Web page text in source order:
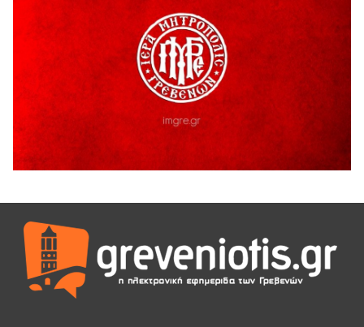
Ο ΑΝΔΡΕΑΣ ΑΣΛΑΝΙΔΗΣ ΣΥΝΕΧΙΖΕΙ ΣΤΟΝ ΠΡΩΤΕΑ
ΓΡΕΒΕΝΩΝ
5 Αυγούστου 2026
Ευχαριστήριο Εκπολιτιστικού Συλλόγου Ταξιάρχη προς κ.
Παρασχάκη Αθανάσιο
5 Αυγούστου 2026
Διακοπή υδροδότησης του Α΄ κλάδου ύδρευσης
5 Αυγούστου 2026
Θερινό Σινεμά στο πλαίσιο του «Πολιτιστικού
Καλοκαιριού 2026» με την βραβευμένη ταινία «Μικρές
Ανάσες».
5 Αυγούστου 2026